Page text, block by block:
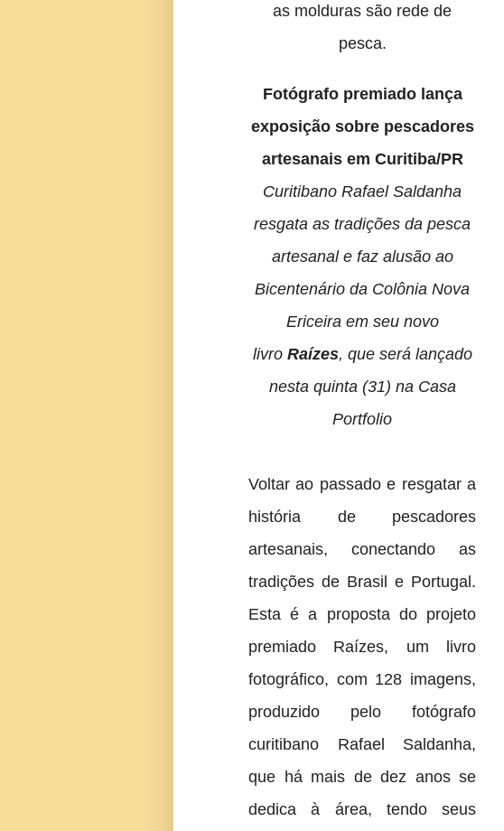
as molduras são rede de
pesca.
Fotógrafo premiado lança
exposição sobre pescadores
artesanais em Curitiba/PR
Curitibano Rafael Saldanha
resgata as tradições da pesca
artesanal e faz alusão ao
Bicentenário da Colônia Nova
Ericeira em seu novo
livro Raízes, que será lançado
nesta quinta (31) na Casa
Portfolio
Voltar ao passado e resgatar a
história de pescadores
artesanais, conectando as
tradições de Brasil e Portugal.
Esta é a proposta do projeto
premiado Raízes, um livro
fotográfico, com 128 imagens,
produzido pelo fotógrafo
curitibano Rafael Saldanha,
que há mais de dez anos se
dedica à área, tendo seus